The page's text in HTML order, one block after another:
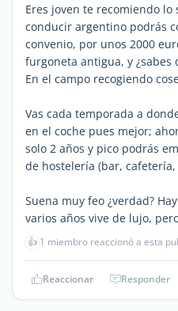
Eres joven te recomiendo
conducir argentino podrás
convenio, por unos 2000
furgoneta antigua, y
En el campo recogiendo
Vas cada temporada a
en el coche pues mejor;
solo 2 años y pico podrás
de hostelería (bar,
Suena muy feo ¿verdad?
varios años vive de lujo,
👍 1 miembro reaccionó a esta
Reaccionar Responder